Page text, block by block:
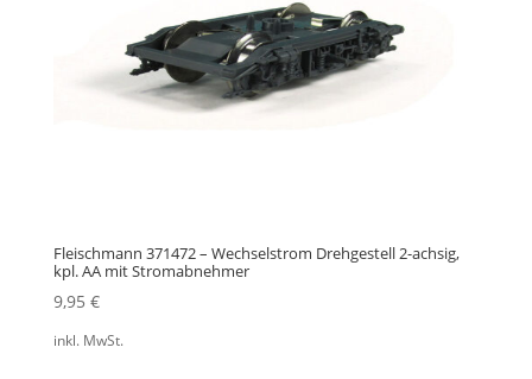
Fleischmann 371472 – Wechselstrom Drehgestell 2-achsig,
kpl. AA mit Stromabnehmer
9,95 €
inkl. MwSt.